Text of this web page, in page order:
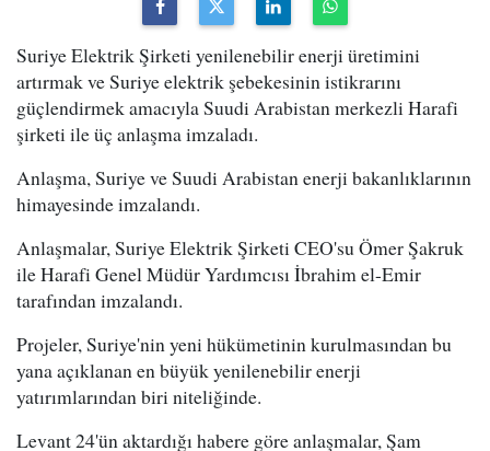
Suriye Elektrik Şirketi yenilenebilir enerji üretimini
artırmak ve Suriye elektrik şebekesinin istikrarını
güçlendirmek amacıyla Suudi Arabistan merkezli Harafi
şirketi ile üç anlaşma imzaladı.
Anlaşma, Suriye ve Suudi Arabistan enerji bakanlıklarının
himayesinde imzalandı.
Anlaşmalar, Suriye Elektrik Şirketi CEO'su Ömer Şakruk
ile Harafi Genel Müdür Yardımcısı İbrahim el-Emir
tarafından imzalandı.
Projeler, Suriye'nin yeni hükümetinin kurulmasından bu
yana açıklanan en büyük yenilenebilir enerji
yatırımlarından biri niteliğinde.
Levant 24'ün aktardığı habere göre anlaşmalar, Şam